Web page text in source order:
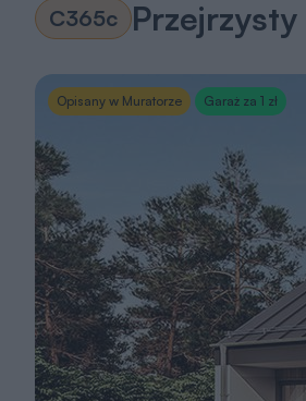
C365c
Opisany w Muratorze Garaż za 1 zł